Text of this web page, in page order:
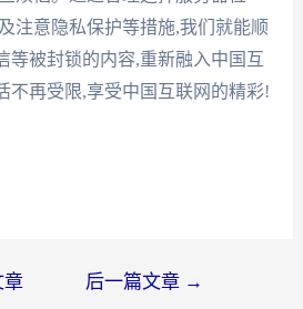
注意隐私保护等措施,我们就能顺
等被封锁的内容,重新融入中国互
不再受限,享受中国互联网的精彩!
章 后一篇文章 →